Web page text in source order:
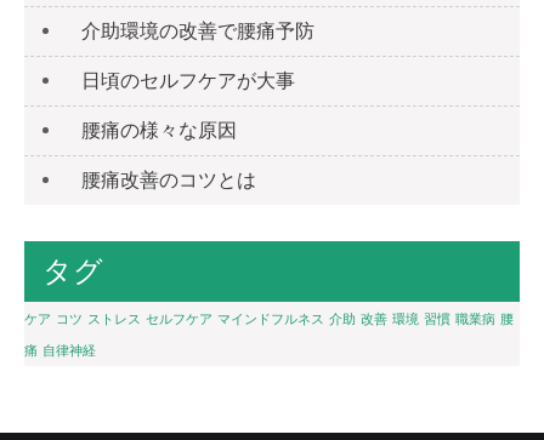
介助環境の改善で腰痛予防
日頃のセルフケアが大事
腰痛の様々な原因
腰痛改善のコツとは
タグ
ケア コツ ストレス セルフケア マインドフルネス 介助 改善 環境 習慣 職業病 腰
痛 自律神経